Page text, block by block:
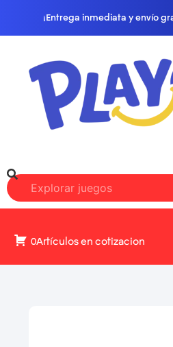
¡Entrega inmediata y envío
0Artículos en cotizacion